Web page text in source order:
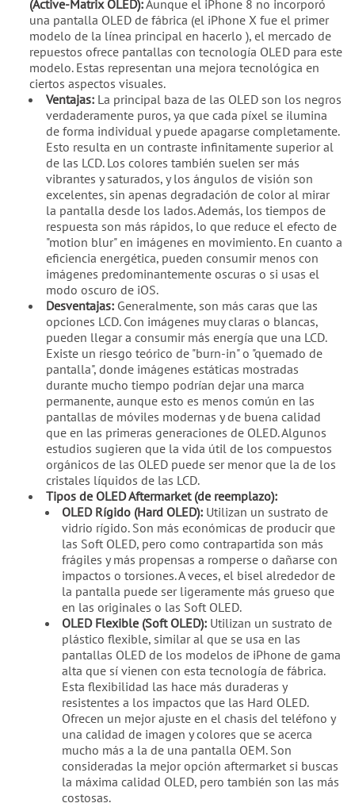
(Active-Matrix OLED):Aunque el iPhone 8 no incorporó
una pantalla OLED de fábrica (el iPhone X fue el primer
modelo de la línea principal en hacerlo ), el mercado de
repuestos ofrece pantallas con tecnología OLED para este
modelo. Estas representan una mejora tecnológica en
ciertos aspectos visuales.
Ventajas:La principal baza de las OLED son los negros
verdaderamente puros, ya que cada píxel se ilumina
de forma individual y puede apagarse completamente.
Esto resulta en un contraste infinitamente superior al
de las LCD. Los colores también suelen ser más
vibrantes y saturados, y los ángulos de visión son
excelentes, sin apenas degradación de color al mirar
la pantalla desde los lados. Además, los tiempos de
respuesta son más rápidos, lo que reduce el efecto de
"motion blur" en imágenes en movimiento. En cuanto a
eficiencia energética, pueden consumir menos con
imágenes predominantemente oscuras o si usas el
modo oscuro de iOS.
Desventajas:Generalmente, son más caras que las
opciones LCD. Con imágenes muy claras o blancas,
pueden llegar a consumir más energía que una LCD.
Existe un riesgo teórico de "burn-in" o "quemado de
pantalla", donde imágenes estáticas mostradas
durante mucho tiempo podrían dejar una marca
permanente, aunque esto es menos común en las
pantallas de móviles modernas y de buena calidad
que en las primeras generaciones de OLED. Algunos
estudios sugieren que la vida útil de los compuestos
orgánicos de las OLED puede ser menor que la de los
cristales líquidos de las LCD.
Tipos de OLED Aftermarket (de reemplazo):
OLED Rígido (Hard OLED): Utilizan un sustrato de
vidrio rígido. Son más económicas de producir que
las Soft OLED, pero como contrapartida son más
frágiles y más propensas a romperse o dañarse con
impactos o torsiones. A veces, el bisel alrededor de
la pantalla puede ser ligeramente más grueso que
en las originales o las Soft OLED.
OLED Flexible (Soft OLED): Utilizan un sustrato de
plástico flexible, similar al que se usa en las
pantallas OLED de los modelos de iPhone de gama
alta que sí vienen con esta tecnología de fábrica.
Esta flexibilidad las hace más duraderas y
resistentes a los impactos que las Hard OLED.
Ofrecen un mejor ajuste en el chasis del teléfono y
una calidad de imagen y colores que se acerca
mucho más a la de una pantalla OEM. Son
consideradas la mejor opción aftermarket si buscas
la máxima calidad OLED, pero también son las más
costosas.